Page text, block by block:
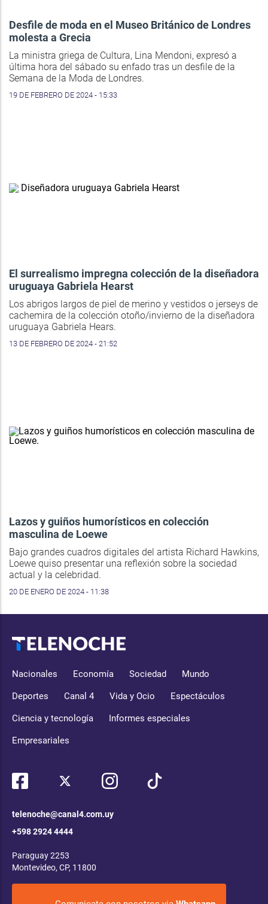
Desfile de moda en el Museo Británico de Londres
molesta a Grecia
La ministra griega de Cultura, Lina Mendoni, expresó a
última hora del sábado su enfado tras un desfile de la
Semana de la Moda de Londres.
19 DE FEBRERO DE 2024 - 15:33
El surrealismo impregna colección de la diseñadora
uruguaya Gabriela Hearst
Los abrigos largos de piel de merino y vestidos o jerseys de
cachemira de la colección otoño/invierno de la diseñadora
uruguaya Gabriela Hears.
13 DE FEBRERO DE 2024 - 21:52
Lazos y guiños humorísticos en colección
masculina de Loewe
Bajo grandes cuadros digitales del artista Richard Hawkins,
Loewe quiso presentar una reflexión sobre la sociedad
actual y la celebridad.
20 DE ENERO DE 2024 - 11:38
Nacionales Economía Sociedad Mundo
Deportes Canal 4 Vida y Ocio Espectáculos
Ciencia y tecnología Informes especiales
Empresariales
telenoche@canal4.com.uy
+598 2924 4444
Paraguay 2253
Montevideo, CP, 11800